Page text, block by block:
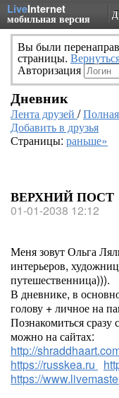
LiveInternet
мобильная версия
Вы были
страницы.
Авторизация
Дневник
Лента друзей /
Добавить в друзья
Страницы: раньше»
ВЕРХНИЙ ПОСТ
01-01-2038 12:12
Меня зовут Ольга
интерьеров,
путешественница))).
В дневнике, в
голову + личное на
Познакомиться сразу
можно на сайтах:
http://
https://russkea.ru
https://